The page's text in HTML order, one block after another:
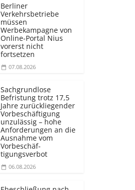
Berliner
Verkehrsbetriebe
müssen
Werbekampagne von
Online-Portal Nius
vorerst nicht
fortsetzen
07.08.2026
Sachgrundlose
Befristung trotz 17,5
Jahre zurückliegender
Vorbeschäftigung
unzulässig – hohe
Anforderungen an die
Ausnahme vom
Vorbeschäf­
tigungsverbot
06.08.2026